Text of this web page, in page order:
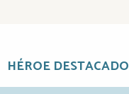
HÉROE DESTACADO